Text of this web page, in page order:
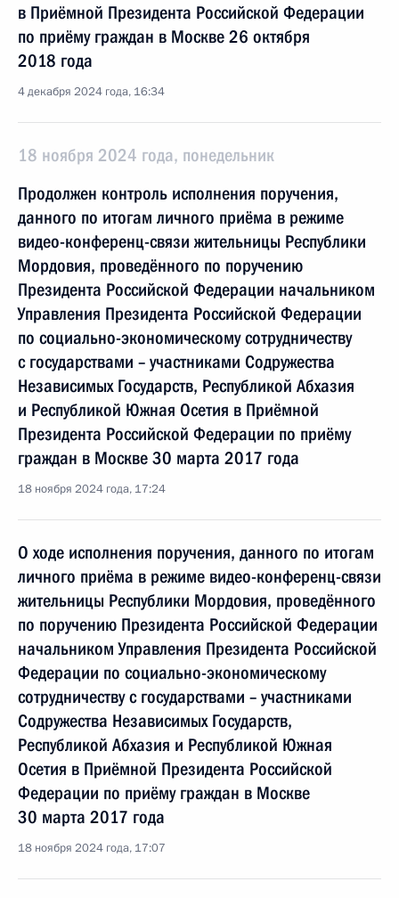
в Приёмной Президента Российской Федерации
по приёму граждан в Москве 26 октября
2018 года
4 декабря 2024 года, 16:34
18 ноября 2024 года, понедельник
Продолжен контроль исполнения поручения,
данного по итогам личного приёма в режиме
видео-конференц-связи жительницы Республики
Мордовия, проведённого по поручению
Президента Российской Федерации начальником
Управления Президента Российской Федерации
по социально-экономическому сотрудничеству
с государствами – участниками Содружества
Независимых Государств, Республикой Абхазия
и Республикой Южная Осетия в Приёмной
Президента Российской Федерации по приёму
граждан в Москве 30 марта 2017 года
18 ноября 2024 года, 17:24
О ходе исполнения поручения, данного по итогам
личного приёма в режиме видео-конференц-связи
жительницы Республики Мордовия, проведённого
по поручению Президента Российской Федерации
начальником Управления Президента Российской
Федерации по социально-экономическому
сотрудничеству с государствами – участниками
Содружества Независимых Государств,
Республикой Абхазия и Республикой Южная
Осетия в Приёмной Президента Российской
Федерации по приёму граждан в Москве
30 марта 2017 года
18 ноября 2024 года, 17:07